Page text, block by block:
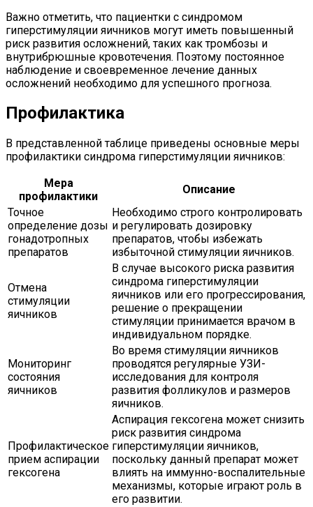
Важно отметить, что пациентки с синдромом
гиперстимуляции яичников могут иметь повышенный
риск развития осложнений, таких как тромбозы и
внутрибрюшные кровотечения. Поэтому постоянное
наблюдение и своевременное лечение данных
осложнений необходимо для успешного прогноза.
Профилактика
В представленной таблице приведены основные меры
профилактики синдрома гиперстимуляции яичников:
Мера
профилактики
Описание
Точное
определение дозы
гонадотропных
препаратов
Необходимо строго контролировать
и регулировать дозировку
препаратов, чтобы избежать
избыточной стимуляции яичников.
Отмена
стимуляции
яичников
В случае высокого риска развития
синдрома гиперстимуляции
яичников или его прогрессирования,
решение о прекращении
стимуляции принимается врачом в
индивидуальном порядке.
Мониторинг
состояния
яичников
Во время стимуляции яичников
проводятся регулярные УЗИ-
исследования для контроля
развития фолликулов и размеров
яичников.
Профилактическое
прием аспирации
гексогена
Аспирация гексогена может снизить
риск развития синдрома
гиперстимуляции яичников,
поскольку данный препарат может
влиять на иммунно-воспалительные
механизмы, которые играют роль в
его развитии.